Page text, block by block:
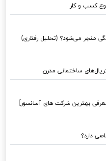
کسب‌ و کار
منجر می‌شود؟ (تحلیل رفتاری)
ساختمانی مدرن
بهترین شرکت های آسانسور]
دارد؟